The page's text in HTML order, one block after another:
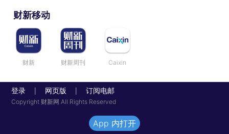
财新移动
财新 财新周刊 Caixin
登录 网页版 订阅电邮
Copyright 财新网 All Rights Reserved
App 内打开